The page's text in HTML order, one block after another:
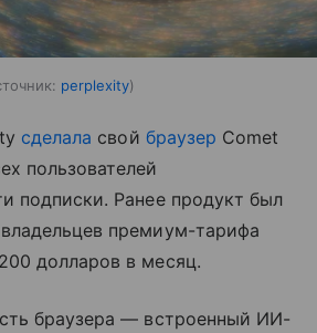
perplexity
сделала свой браузер Comet
пользователей
подписки. Ранее продукт был
премиум-тарифа
долларов в месяц.
браузера — встроенный ИИ-